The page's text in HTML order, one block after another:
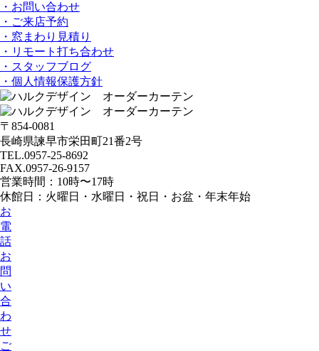
・お問い合わせ
・ご来店予約
・窓まわり見積り
・リモート打ち合わせ
・スタッフブログ
・個人情報保護方針
〒854-0081
長崎県諫早市栄田町21番2号
TEL.0957-25-8692
FAX.0957-26-9157
営業時間：10時〜17時
休館日：火曜日・水曜日・祝日・お盆・年末年始
お
電
話
お
問
い
合
わ
せ
ご